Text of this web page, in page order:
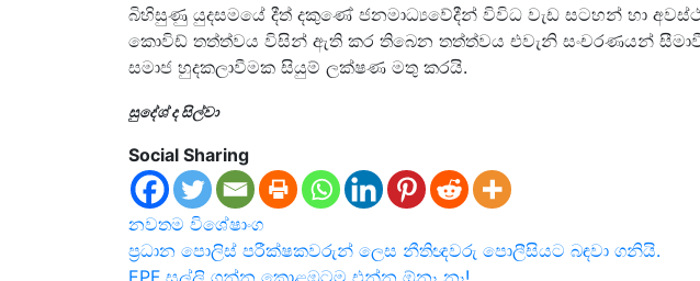
බිහිසුණු යුදසමයේ දීත් දකුණේ ජනමාධ්‍යවේදීන් විවිධ වැඩ සටහන් හා
කොවිඩ් තත්ත්වය විසින් ඇති කර තිබෙන තත්ත්වය එවැනි සංචරණයන්
සමාජ හුදකලාවීමක සියුම් ලක්ෂණ මතු කරයි.
සුදේශ් ද සිල්වා
Social Sharing
නවතම විශේෂාංග
Post
ප්‍රධාන පොලිස් පරීක්ෂකවරුන් ලෙස නීතිඥවරු පොලීසියට බඳවා ගනියි.
EPF සල්ලි ගන්න කොළඹටම එන්න ඕනෑ නෑ!